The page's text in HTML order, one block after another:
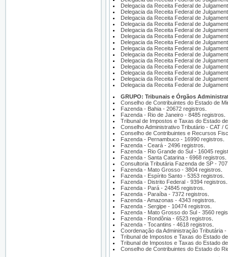
Delegacia da Receita Federal de
Delegacia da Receita Federal de
Delegacia da Receita Federal de
Delegacia da Receita Federal de
Delegacia da Receita Federal de
Delegacia da Receita Federal de
Delegacia da Receita Federal de
Delegacia da Receita Federal de
Delegacia da Receita Federal de
Delegacia da Receita Federal de
Delegacia da Receita Federal de
Delegacia da Receita Federal de
Delegacia da Receita Federal de
Delegacia da Receita Federal de
GRUPO: Tribunais e Órgãos
Conselho de Contribuintes do Estado de
Fazenda - Bahia - 20672 registros
Fazenda - Rio de Janeiro - 8485 registros
Tribunal de Impostos e Taxas do Estado
Conselho Administrativo Tributário - CAT /
Conselho de Contribuintes e Recursos
Fazenda - Pernambuco - 16990 registros
Fazenda - Ceará - 2496 registros
Fazenda - Rio Grande do Sul - 16045
Fazenda - Santa Catarina - 6968 registros
Consultoria Tributária Fazenda de SP -
Fazenda - Mato Grosso - 3804 registros
Fazenda - Espírito Santo - 5353 registros
Fazenda - Distrito Federal - 9394 registros
Fazenda - Pará - 24845 registros
Fazenda - Paraíba - 7372 registros
Fazenda - Amazonas - 4343 registros
Fazenda - Sergipe - 10474 registros
Fazenda - Mato Grosso do Sul - 3560
Fazenda - Rondônia - 6523 registros
Fazenda - Tocantins - 4618 registros
Coordenação da Administração Tributária
Tribunal de Impostos e Taxas do Estado
Tribunal de Impostos e Taxas do Estado
Conselho de Contribuintes do Estado do